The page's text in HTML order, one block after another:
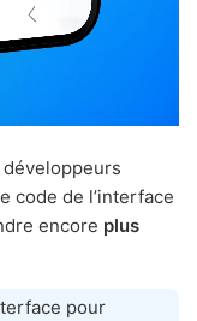
code de l’interface
encore plus
pour